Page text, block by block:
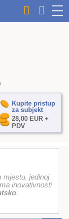
Kupite pristup
za subjekt
28,00 EUR +
PDV
mjestu, jedinoj
inovativnosti
.